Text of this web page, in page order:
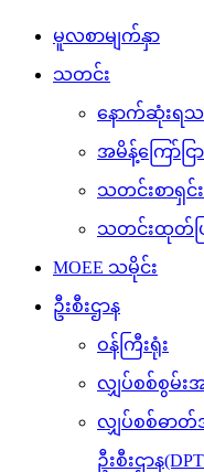
Toggle
မူလစာမျက်နှာ
သတင်း
နောက်ဆုံးရ
အမိန့်ကြော်ငြာ
သတင်းစာရှင်
သတင်းထုတ်ပ
MOEE သမိုင်း
ဦးစီးဌာန
ဝန်ကြီးရုံး
လျှပ်စစ်စွမ်းအ
လျှပ်စစ်ဓာတ်
ဦးစီးဌာန